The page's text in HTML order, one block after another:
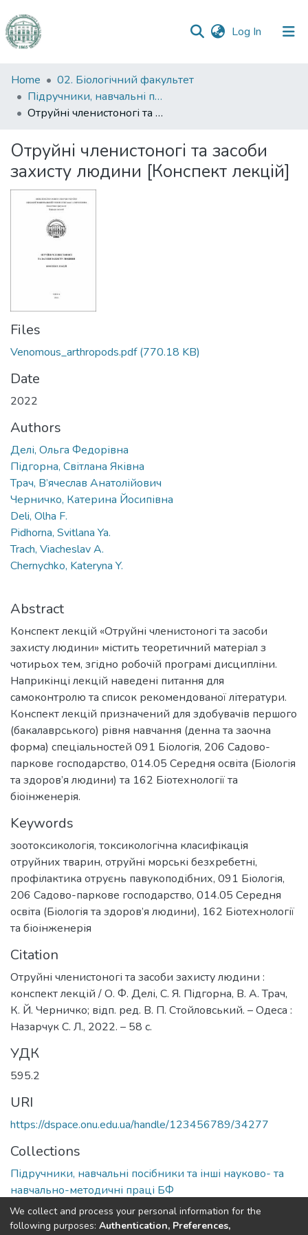
Log In (current)
Communities
&
Collections
Statistics
Home
02. Біологічний факультет
Підручники, навчальні посібники та інші науково- та навчально-методичні праці БФ
Отруйні членистоногі та засоби захисту людини [Конспект лекцій]
Отруйні членистоногі та засоби
захисту людини [Конспект лекцій]
Files
Venomous_arthropods.pdf(770.18 KB)
Date
2022
Authors
Делі, Ольга Федорівна
Підгорна, Світлана Яківна
Трач, В’ячеслав Анатолійович
Черничко, Катерина Йосипівна
Deli, Olha F.
Pidhorna, Svitlana Ya.
Trach, Viacheslav A.
Chernychko, Kateryna Y.
Abstract
Конспект лекцій «Отруйні членистоногі та засоби
захисту людини» містить теоретичний матеріал з
чотирьох тем, згідно робочій програмі дисципліни.
Наприкінці лекцій наведені питання для
самоконтролю та список рекомендованої літератури.
Конспект лекцій призначений для здобувачів першого
(бакалаврського) рівня навчання (денна та заочна
форма) спеціальностей 091 Біологія, 206 Садово-
паркове господарство, 014.05 Середня освіта (Біологія
та здоров’я людини) та 162 Біотехнології та
біоінженерія.
Keywords
зоотоксикологія, токсикологічна класифікація
отруйних тварин, отруйні морські безхребетні,
профілактика отруєнь павукоподібних, 091 Біологія,
206 Садово-паркове господарство, 014.05 Середня
освіта (Біологія та здоров’я людини), 162 Біотехнології
та біоінженерія
Citation
Отруйні членистоногі та засоби захисту людини :
конспект лекцій / О. Ф. Делі, С. Я. Підгорна, В. А. Трач,
К. Й. Черничко; відп. ред. В. П. Стойловський. – Одеса :
Назарчук С. Л., 2022. – 58 с.
УДК
595.2
URI
https://dspace.onu.edu.ua/handle/123456789/34277
Collections
Підручники, навчальні посібники та інші науково- та
навчально-методичні праці БФ
Full item page
We collect and process your personal information for the
following purposes: Authentication, Preferences,